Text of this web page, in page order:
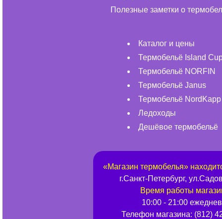
Полезные заметки о
Каталог и цены
Термобельё Island
Термобельё NORFIN
Термобельё Janus
Термобельё NordKapp
Ледоходы
Дешёвое термобельё
«Магазин термобелья»
г.Санкт-Петербург,
Время работы
10:00 - 21:00
Телефон магазина: (812)